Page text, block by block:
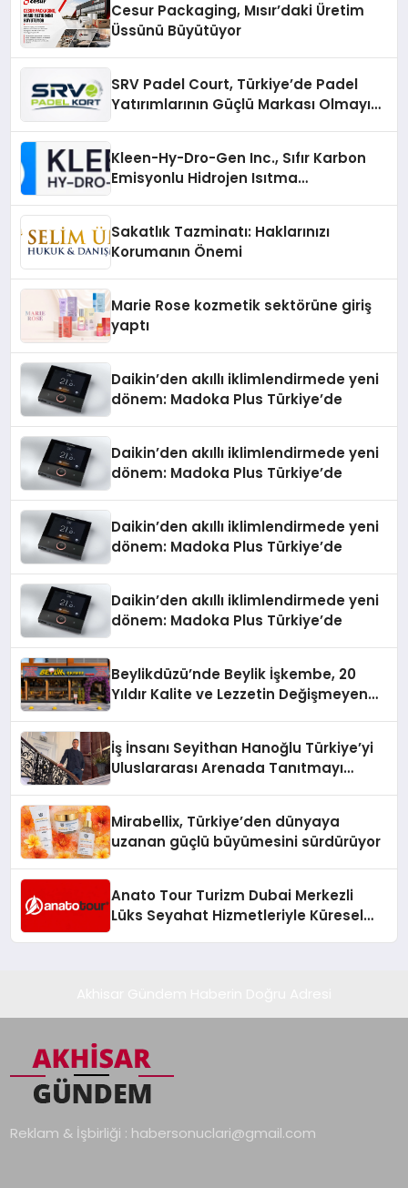
Cesur Packaging, Mısır’daki Üretim
Üssünü Büyütüyor
SRV Padel Court, Türkiye’de Padel
Yatırımlarının Güçlü Markası Olmayı
Kleen-Hy-Dro-Gen Inc., Sıfır Karbon
Emisyonlu Hidrojen Isıtma
Sakatlık Tazminatı: Haklarınızı
Korumanın Önemi
Marie Rose kozmetik sektörüne giriş
yaptı
Daikin’den akıllı iklimlendirmede yeni
dönem: Madoka Plus Türkiye’de
Daikin’den akıllı iklimlendirmede yeni
dönem: Madoka Plus Türkiye’de
Daikin’den akıllı iklimlendirmede yeni
dönem: Madoka Plus Türkiye’de
Daikin’den akıllı iklimlendirmede yeni
dönem: Madoka Plus Türkiye’de
Beylikdüzü’nde Beylik İşkembe, 20
Yıldır Kalite ve Lezzetin Değişmeyen
İş İnsanı Seyithan Hanoğlu Türkiye’yi
Uluslararası Arenada Tanıtmayı
Mirabellix, Türkiye’den dünyaya
uzanan güçlü büyümesini sürdürüyor
Anato Tour Turizm Dubai Merkezli
Lüks Seyahat Hizmetleriyle Küresel
Reklam & İşbirliği : habersonuclari@gmail.com